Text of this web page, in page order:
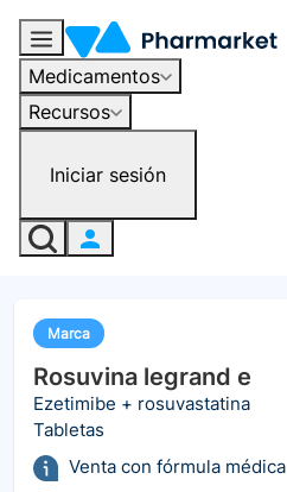
Medicamentos
Recursos
Iniciar sesión
Marca
Rosuvina legrand e
Ezetimibe + rosuvastatina
Tabletas
Venta con fórmula médica